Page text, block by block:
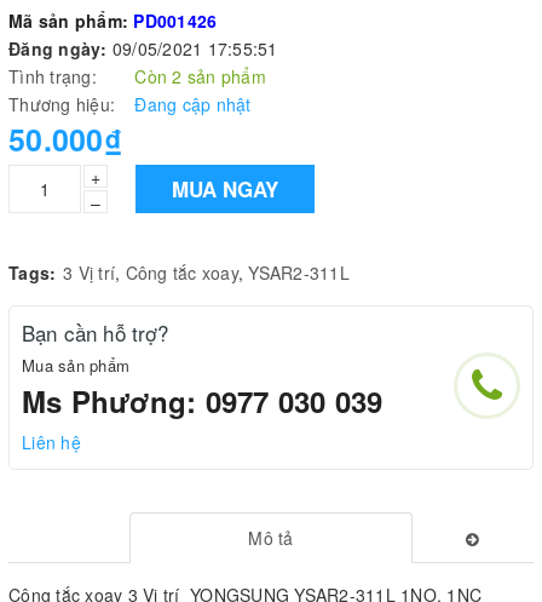
Mã sản phẩm: PD001426
Đăng ngày: 09/05/2021 17:55:51
Tình trạng:
Còn 2 sản phẩm
Thương hiệu:
Đang cập nhật
50.000₫
+
–
MUA NGAY
Tags: 3 Vị trí, Công tắc xoay,YSAR2-311L
Bạn cần hỗ trợ?
Mua sản phẩm
Ms Phương: 0977 030 039
Liên hệ
Mô tả
Công tắc xoay 3 Vị trí YONGSUNG YSAR2-311L 1NO, 1NC